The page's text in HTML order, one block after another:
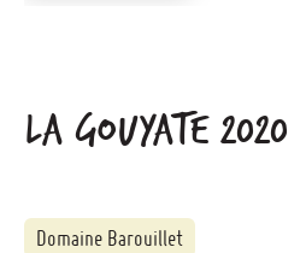
LA GOUYATE 2020
Domaine Barouillet